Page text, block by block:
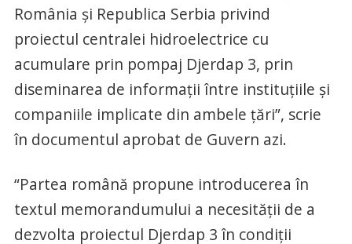
România și Republica Serbia privind
proiectul centralei hidroelectrice cu
acumulare prin pompaj Djerdap 3, prin
diseminarea de informații între instituțiile și
companiile implicate din ambele țări”, scrie
în documentul aprobat de Guvern azi.
“Partea română propune introducerea în
textul memorandumului a necesității de a
dezvolta proiectul Djerdap 3 în condiții